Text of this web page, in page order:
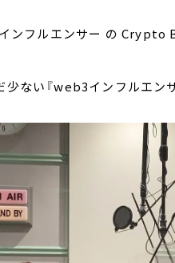
ンフルエンサー の Crypto
ない『web3インフルエン